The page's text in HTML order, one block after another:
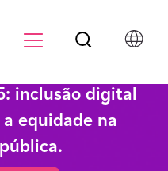
inclusão digital
equidade na
Botão de